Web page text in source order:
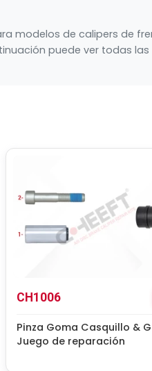
modelos de calipers de
puede ver todas
CH1006
Pinza Goma Casquillo &
Juego de reparación